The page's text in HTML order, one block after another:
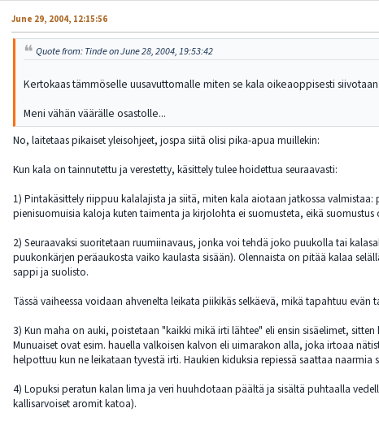
June 29, 2004, 12:15:56
Quote from: Tinde on June 28, 2004, 19:53:42
Kertokaas tämmöselle uusavuttomalle miten se kala oikeaoppisesti
Meni vähän väärälle osastolle...
No, laitetaas pikaiset yleisohjeet, jospa siitä olisi pika-apua muillekin:
Kun kala on tainnutettu ja verestetty, käsittely tulee hoidettua seuraavasti:
1) Pintakäsittely riippuu kalalajista ja siitä, miten kala aiotaan jatkossa
pienisuomuisia kaloja kuten taimenta ja kirjolohta ei suomusteta, eikä
2) Seuraavaksi suoritetaan ruumiinavaus, jonka voi tehdä joko puukolla tai
puukonkärjen peräaukosta vaiko kaulasta sisään). Olennaista on pitää kalaa
sappi ja suolisto.
Tässä vaiheessa voidaan ahvenelta leikata piikikäs selkäevä, mikä tapahtuu evän
3) Kun maha on auki, poistetaan "kaikki mikä irti lähtee" eli ensin sisäelimet,
Munuaiset ovat esim. hauella valkoisen kalvon eli uimarakon alla, joka irtoaa
helpottuu kun ne leikataan tyvestä irti. Haukien kiduksia repiessä saattaa
4) Lopuksi peratun kalan lima ja veri huuhdotaan päältä ja sisältä puhtaalla
kallisarvoiset aromit katoa).